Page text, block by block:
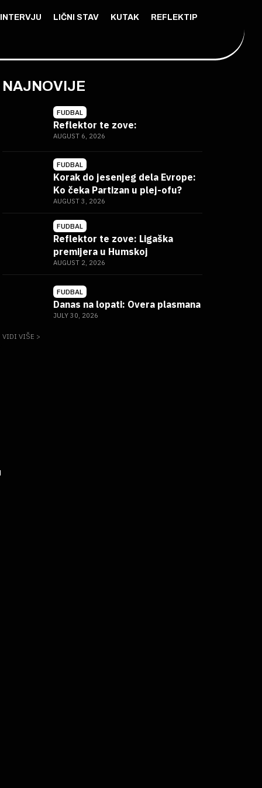
INTERVJU LIČNI STAV KUTAK REFLEKTIP
NAJNOVIJE
FUDBAL
Reflektor te zove:
AUGUST 6, 2026
FUDBAL
Korak do jesenjeg dela Evrope:
Ko čeka Partizan u plej-ofu?
AUGUST 3, 2026
FUDBAL
Reflektor te zove: Ligaška
premijera u Humskoj
AUGUST 2, 2026
FUDBAL
Danas na lopati: Overa plasmana
JULY 30, 2026
VIDI VIŠE >